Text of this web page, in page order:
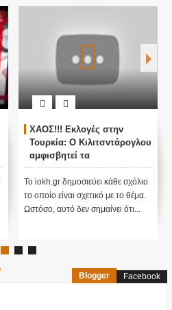
ΧΑΟΣ!!! Εκλογές στην
Τουρκία: Ο Κιλιτσντάρογλου
αμφισβητεί τα
αποτελέσματα θα γίνουν
ενστάσεις...
Το iokh.gr δημοσιεύει κάθε σχόλιο
το οποίο είναι σχετικό με το θέμα.
Ωστόσο, αυτό δεν σημαίνει ότι...
Blogger Facebook